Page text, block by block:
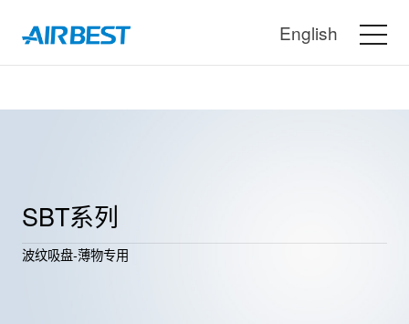
English
SBT系列
波纹吸盘-薄物专用